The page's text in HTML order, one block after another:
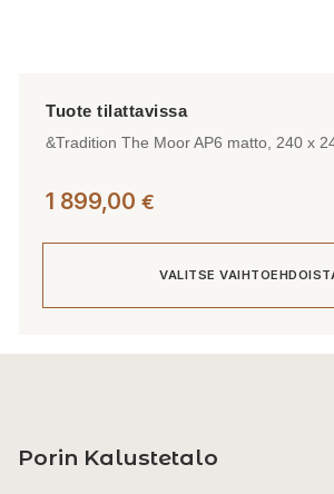
&Tradition The Moor AP6 matto, 240 x
1 899,00 €
VALITSE
muunnelma.
Porin Kalustetalo